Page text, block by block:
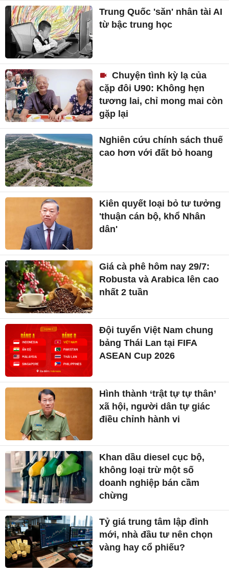
Trung Quốc 'săn' nhân tài AI
từ bậc trung học
Chuyện tình kỳ lạ của
cặp đôi U90: Không hẹn
tương lai, chỉ mong mai còn
gặp lại
Nghiên cứu chính sách thuế
cao hơn với đất bỏ hoang
Kiên quyết loại bỏ tư tưởng
'thuận cán bộ, khổ Nhân
dân'
Giá cà phê hôm nay 29/7:
Robusta và Arabica lên cao
nhất 2 tuần
Đội tuyển Việt Nam chung
bảng Thái Lan tại FIFA
ASEAN Cup 2026
Hình thành ‘trật tự tự thân’
xã hội, người dân tự giác
điều chỉnh hành vi
Khan dầu diesel cục bộ,
không loại trừ một số
doanh nghiệp bán cầm
chừng
Tỷ giá trung tâm lập đỉnh
mới, nhà đầu tư nên chọn
vàng hay cổ phiếu?